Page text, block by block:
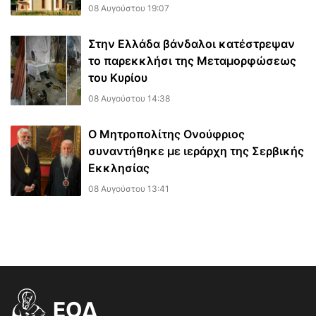
08 Αυγούστου 19:07
Στην Ελλάδα βάνδαλοι κατέστρεψαν
το παρεκκλήσι της Μεταμορφώσεως
του Κυρίου
08 Αυγούστου 14:38
Ο Μητροπολίτης Ονούφριος
συναντήθηκε με ιεράρχη της Σερβικής
Εκκλησίας
08 Αυγούστου 13:41
EOΔ